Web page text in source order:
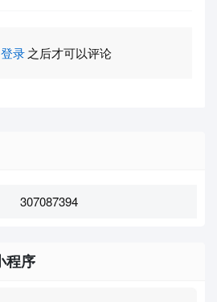
登录之后才可以评论
307087394
程序